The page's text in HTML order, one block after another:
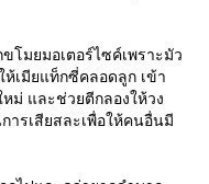
โมยมอเตอร์ไซค์เพราะมัว
เมียแท็กซี่คลอดลูก เข้า
ม่ และช่วยตีกลองให้วง
ารเสียสละเพื่อให้คนอื่นมี